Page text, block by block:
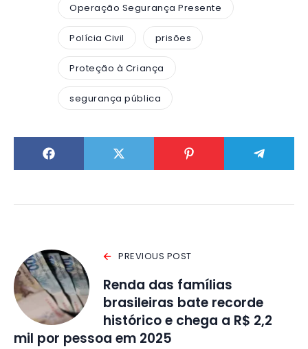
Operação Segurança Presente
Polícia Civil prisões
Proteção à Criança
segurança pública
PREVIOUS POST
Renda das famílias
brasileiras bate recorde
histórico e chega a R$ 2,2
mil por pessoa em 2025